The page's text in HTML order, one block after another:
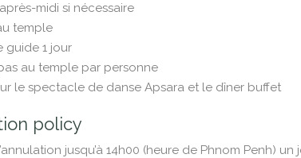
midi si nécessaire
temple
guide 1 jour
au temple par personne
le spectacle de danse Apsara et le dîner buffet
policy
jusqu’à 14h00 (heure de Phnom Penh) un